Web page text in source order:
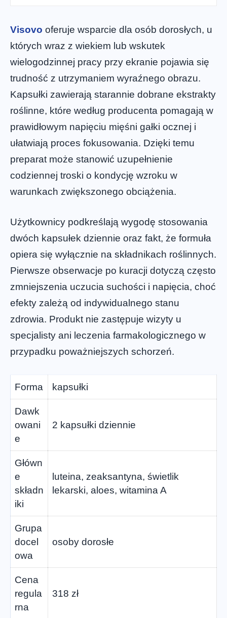
Visovo oferuje wsparcie dla osób dorosłych, u
których wraz z wiekiem lub wskutek
wielogodzinnej pracy przy ekranie pojawia się
trudność z utrzymaniem wyraźnego obrazu.
Kapsułki zawierają starannie dobrane ekstrakty
roślinne, które według producenta pomagają w
prawidłowym napięciu mięśni gałki ocznej i
ułatwiają proces fokusowania. Dzięki temu
preparat może stanowić uzupełnienie
codziennej troski o kondycję wzroku w
warunkach zwiększonego obciążenia.
Użytkownicy podkreślają wygodę stosowania
dwóch kapsułek dziennie oraz fakt, że formuła
opiera się wyłącznie na składnikach roślinnych.
Pierwsze obserwacje po kuracji dotyczą często
zmniejszenia uczucia suchości i napięcia, choć
efekty zależą od indywidualnego stanu
zdrowia. Produkt nie zastępuje wizyty u
specjalisty ani leczenia farmakologicznego w
przypadku poważniejszych schorzeń.
Forma kapsułki
Dawk
owani
e
2 kapsułki dziennie
Główn
e
składn
iki
luteina, zeaksantyna, świetlik
lekarski, aloes, witamina A
Grupa
docel
owa
osoby dorosłe
Cena
regula
rna
318 zł